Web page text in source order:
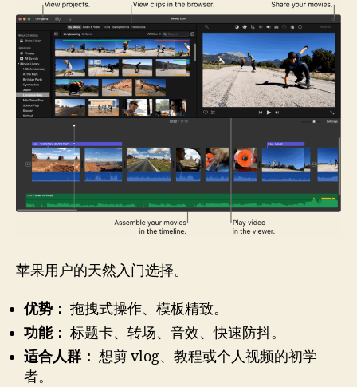
苹果用户的天然入门选择。
优势： 拖拽式操作、模板精致。
功能： 标题卡、转场、音效、快速防抖。
适合人群： 想剪 vlog、教程或个人视频的初学
者。